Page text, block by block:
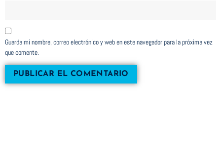
Guarda mi nombre, correo electrónico y web en este navegador para la próxima vez
que comente.